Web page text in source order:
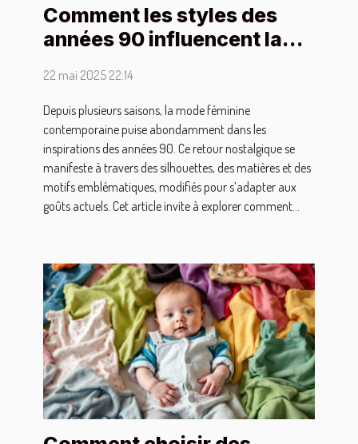
Comment les styles des
années 90 influencent la
22 mai 2025 22:14
Depuis plusieurs saisons, la mode féminine
contemporaine puise abondamment dans les
inspirations des années 90. Ce retour nostalgique se
manifeste à travers des silhouettes, des matières et des
motifs emblématiques, modifiés pour s’adapter aux
goûts actuels. Cet article invite à explorer comment...